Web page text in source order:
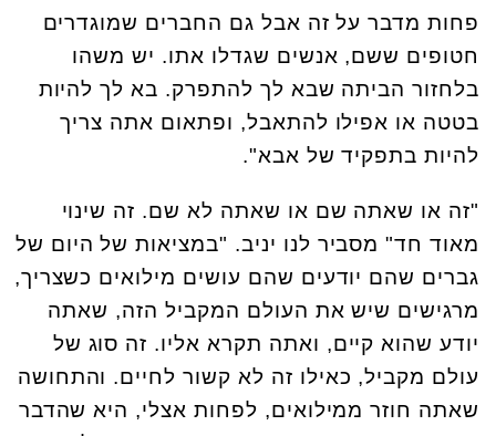
פחות מדבר על זה אבל גם החברים שמוגדרים
חטופים ששם, אנשים שגדלו אתו. יש משהו
בלחזור הביתה שבא לך להתפרק. בא לך להיות
בטטה או אפילו להתאבל, ופתאום אתה צריך
להיות בתפקיד של אבא".
"זה או שאתה שם או שאתה לא שם. זה שינוי
מאוד חד" מסביר לנו יניב. "במציאות של היום של
גברים שהם יודעים שהם עושים מילואים כשצריך,
מרגישים שיש את העולם המקביל הזה, שאתה
יודע שהוא קיים, ואתה תקרא אליו. זה סוג של
עולם מקביל, כאילו זה לא קשור לחיים. והתחושה
שאתה חוזר ממילואים, לפחות אצלי, היא שהדבר